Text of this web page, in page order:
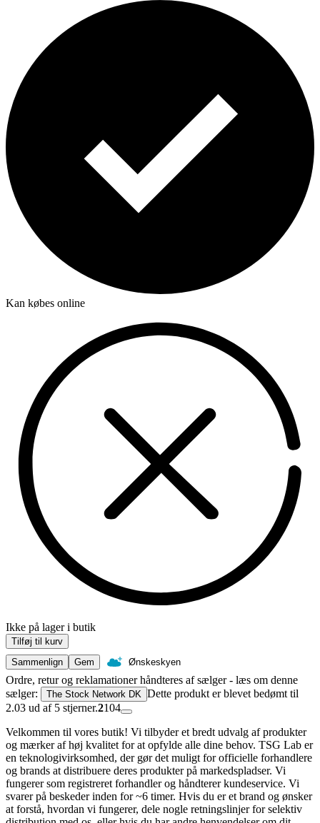
Kan købes online
Ikke på lager i butik
Tilføj til kurv
Sammenlign
Gem Ønskeskyen
Ordre, retur og reklamationer håndteres af sælger - læs om denne
sælger:
The Stock Network DK Dette produkt er blevet bedømt til
2.03 ud af 5 stjerner.2104
Velkommen til vores butik! Vi tilbyder et bredt udvalg af produkter
og mærker af høj kvalitet for at opfylde alle dine behov. TSG Lab er
en teknologivirksomhed, der gør det muligt for officielle forhandlere
og brands at distribuere deres produkter på markedspladser. Vi
fungerer som registreret forhandler og håndterer kundeservice. Vi
svarer på beskeder inden for ~6 timer. Hvis du er et brand og ønsker
at forstå, hvordan vi fungerer, dele nogle retningslinjer for selektiv